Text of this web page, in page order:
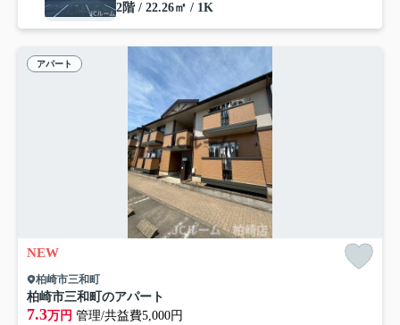
2階 / 22.26㎡ / 1K
アパート
NEW
柏崎市三和町
柏崎市三和町のアパート
7.3万円 管理/共益費5,000円